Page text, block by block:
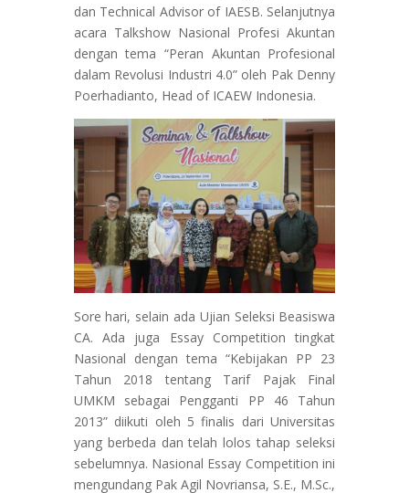
dan Technical Advisor of IAESB. Selanjutnya
acara Talkshow Nasional Profesi Akuntan
dengan tema “Peran Akuntan Profesional
dalam Revolusi Industri 4.0” oleh Pak Denny
Poerhadianto, Head of ICAEW Indonesia.
Sore hari, selain ada Ujian Seleksi Beasiswa
CA. Ada juga Essay Competition tingkat
Nasional dengan tema “Kebijakan PP 23
Tahun 2018 tentang Tarif Pajak Final
UMKM sebagai Pengganti PP 46 Tahun
2013” diikuti oleh 5 finalis dari Universitas
yang berbeda dan telah lolos tahap seleksi
sebelumnya. Nasional Essay Competition ini
mengundang Pak Agil Novriansa, S.E., M.Sc.,